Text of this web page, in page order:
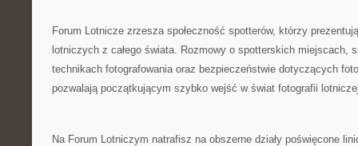
Forum Lotnicze zrzesza społeczność spotterów, którzy
lotniczych z całego świata. Rozmowy o spotterskich miejscach,
technikach fotografowania oraz bezpieczeństwie dotyczących
pozwalają początkującym szybko wejść w świat fotografii
Na Forum Lotniczym natrafisz na obszerne działy poświęcone